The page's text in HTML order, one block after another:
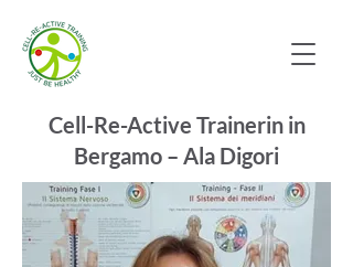
Cell-Re-Active Trainerin in
Bergamo – Ala Digori